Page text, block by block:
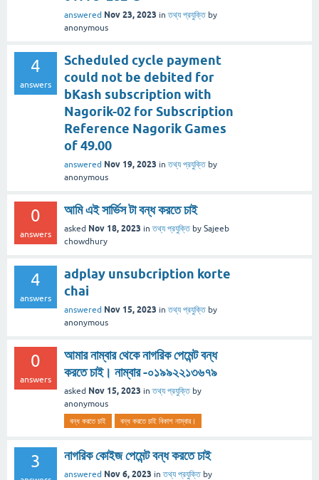
answered Nov 23, 2023 inতথ্য প্রযুক্তি by
anonymous
4
answers
Scheduled cycle payment
could not be debited for
bKash subscription with
Nagorik-02 for Subscription
Reference Nagorik Games
of 49.00
answered Nov 19, 2023 inতথ্য প্রযুক্তি by
anonymous
0
answers
আমি এই সার্ভিস টা বন্ধ করতে চাই
asked Nov 18, 2023 inতথ্য প্রযুক্তি by Sajeeb
chowdhury
4
answers
adplay unsubcription korte
chai
answered Nov 15, 2023 inতথ্য প্রযুক্তি by
anonymous
0
answers
আমার নাম্বার থেকে নাগরিক পেমেন্ট বন্ধ
করতে চাই। নাম্বার -০১৯৯২২১৩৬৭৯
asked Nov 15, 2023 inতথ্য প্রযুক্তি by
anonymous
বন্ধ করতে চাই বন্ধ করতে চাই বিকাশ নাম্বার।
3 নাগরিক কোইজ পেমেন্ট বন্ধ করতে চাই
answered Nov 6, 2023 inতথ্য প্রযুক্তি by